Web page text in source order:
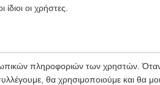
οι χρήστες.
πληροφοριών των χρηστών. Όταν
θα χρησιμοποιούμε και θα